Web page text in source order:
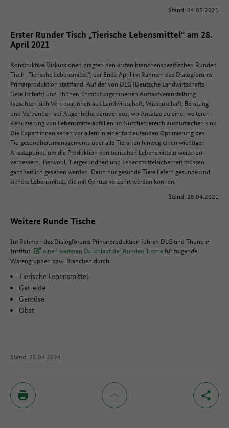
Stand: 04.05.2021
Erster Runder Tisch „Tierische Lebensmittel“ am 28.
April 2021
Konstruktive Diskussionen prägten den ersten branchenspezifischen Runden
Tisch „Tierische Lebensmittel“, der Ende April im Rahmen des Dialogforums
Primärproduktion stattfand. Auf der von DLG (Deutsche Landwirtschafts-
Gesellschaft) und Thünen-Institut organisierten Auftaktveranstaltung
tauschten sich Vertreter:innen aus Landwirtschaft, Wissenschaft, Beratung
und Verbänden auf Augenhöhe darüber aus, wo Ansätze zu einer weiteren
Reduzierung von Lebensmittelabfällen im Nutztierbereich auszumachen sind.
Die Expert:innen sehen vor allem in einer fortlaufenden Optimierung des
Tiergesundheitsmanagements über alle Tierarten hinweg einen wichtigen
Ansatzpunkt, um die Produktion von tierischen Lebensmitteln weiter zu
verbessern. Tierwohl, Tiergesundheit und Lebensmittelsicherheit müssen
ganzheitlich gesehen werden. Denn nur gesunde Tiere liefern gesunde und
sichere Lebensmittel, die mit Genuss verzehrt werden können.
Stand: 28.04.2021
Weitere Runde Tische
Im Rahmen des Dialogforums Primärproduktion führen DLG und Thünen-
Institut
einen weiteren Durchlauf der Runden Tischefür folgende
Warengruppen bzw. Branchen durch:
Tierische Lebensmittel
Getreide
Gemüse
Obst
Stand: 25.04.2024